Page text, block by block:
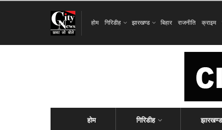
होम गिरिडीह झारखण्ड बिहार राजनीति क्राइम
होम गिरिडीह